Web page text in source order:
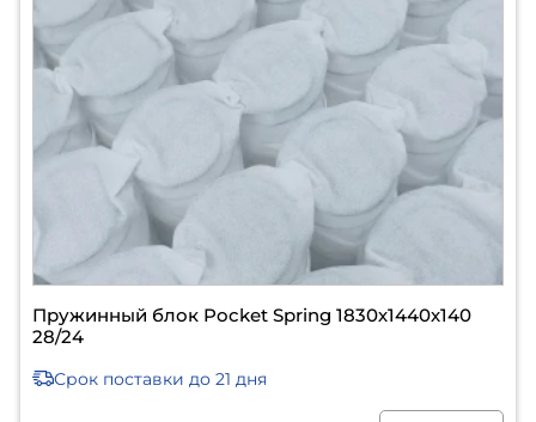
Пружинный блок Pocket Spring 1830х1440х140
28/24
Срок поставки до 21 дня